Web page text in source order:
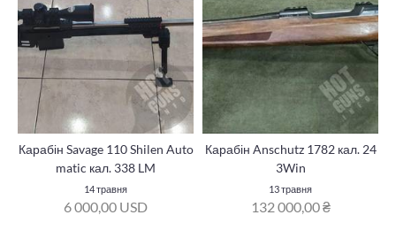
Карабін Savage 110 Shilen Auto
matic кал. 338 LM
14 травня
6 000,00 USD
Карабін Anschutz 1782 кал. 24
3Win
13 травня
132 000,00 ₴